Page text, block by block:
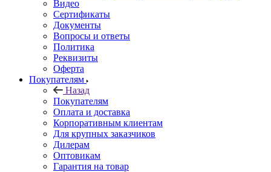
Видео
Сертификаты
Документы
Вопросы и ответы
Политика
Реквизиты
Оферта
Покупателям
Назад
Покупателям
Оплата и доставка
Корпоративным клиентам
Для крупных заказчиков
Дилерам
Оптовикам
Гарантия на товар